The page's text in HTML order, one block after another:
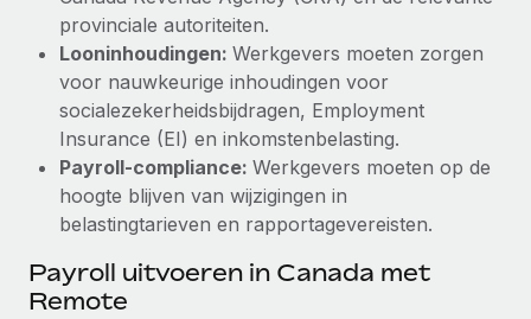
provinciale autoriteiten.
Looninhoudingen: Werkgevers moeten zorgen
voor nauwkeurige inhoudingen voor
socialezekerheidsbijdragen, Employment
Insurance (EI) en inkomstenbelasting.
Payroll-compliance: Werkgevers moeten op de
hoogte blijven van wijzigingen in
belastingtarieven en rapportagevereisten.
Payroll uitvoeren in Canada met
Remote